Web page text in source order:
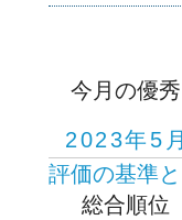
今月の優
2023年5
評価の基準
総合順位